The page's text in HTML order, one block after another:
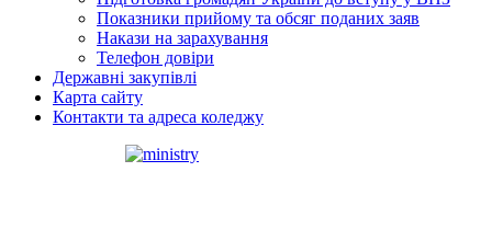
Показники прийому та обсяг поданих заяв
Накази на зарахування
Телефон довіри
Державні закупівлі
Карта сайту
Контакти та адреса коледжу